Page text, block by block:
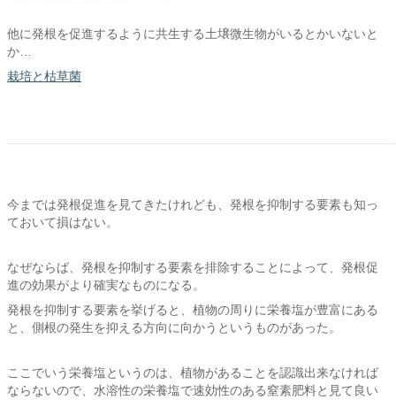
他に発根を促進するように共生する土壌微生物がいるとかいないと
か…
栽培と枯草菌
今までは発根促進を見てきたけれども、発根を抑制する要素も知っ
ておいて損はない。
なぜならば、発根を抑制する要素を排除することによって、発根促
進の効果がより確実なものになる。
発根を抑制する要素を挙げると、植物の周りに栄養塩が豊富にある
と、側根の発生を抑える方向に向かうというものがあった。
ここでいう栄養塩というのは、植物があることを認識出来なければ
ならないので、水溶性の栄養塩で速効性のある窒素肥料と見て良い